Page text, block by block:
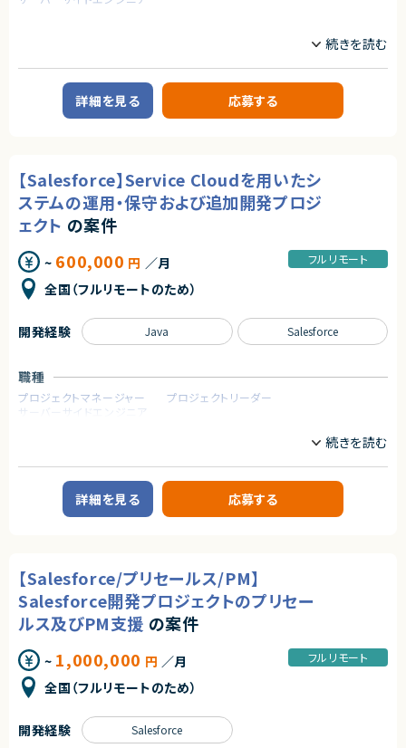
・Webアプリケーションの設計・開発経験
・フロントエンド（React, Vue, Angularなど）
・バックエンド（Node.js, Python, Javaなど）
・クラウド環境の利用経験
・機械学習、生成AIの実装経験
契約形態
業務委託(準委任契約)
契約元
株式会社LASSIC
エージェントから
・フルスタックなAIスキルの経験が積める
・顧客と直接向き合い、プロダクトの価値を最大化できる
ノーコード・ローコード開発に特化した受託企業です。
■案件概要
大手デベロッパーのビルに所属する従業員向けのアプリや、ECサイトのサブ
スクリプションの開発
・ノーコードツールが提供する機能では足りない部分を、バックエンドで補完
・AIなどを活用し、業務の効率化のご提案等
■募集背景
求めるスキル
【必須スキル】
・フロントエンド、バックエンドの開発経験
・チームで開発した経験
・ノーコード/ローコードを使用環境としたプロジェクトマネジメント経験
・基本設計以降のご経験
・Dartを使用した開発経験
株式会社LASSIC
★ノーコードツールを用いた開発経験が活かせます！
★Flutterflowに精通したメンバーが多数在籍しており、日々の業務を通じ
て高度な知見を吸収できる環境です。
★ノーコードツールを使用したPJの受託企業のため、複数のPJをご経験して
詳細を見る 応募する
【Salesforce】Service Cloudを用いたシ
ステムの運用・保守および追加開発プロジ
ェクト の案件
~ 600,000 円 ／月
全国（フルリモートのため）
フルリモート
職種
プロジェクトマネージャー
プロジェクトリーダー
サーバーサイドエンジニア
■案件概要
Salesforce開発の部署へのアサインを想定しています。
Service Cloudを用いたシステムの運用・保守および追加開発プロジェクト
②開発および 問い合わせ対応
③オペレーター レポートやマニュアル作成
④ServiceCloud＋Apex Visualuforce
【必須スキル】（いずれか）
・Salesforce 認定アドミニストレーター資格（または同等の実務知識）
・Apex / Visualforce を用いた開発実務経験（②の開発枠を希望される場
・システム運用におけるマニュアル作成や、ユーザーサポートの経験
開発経験 Java Salesforce
詳細を見る 応募する
【Salesforce/プリセールス/PM】
Salesforce開発プロジェクトのプリセー
ルス及びPM支援 の案件
~ 1,000,000 円 ／月
全国（フルリモートのため）
フルリモート
開発経験 Salesforce